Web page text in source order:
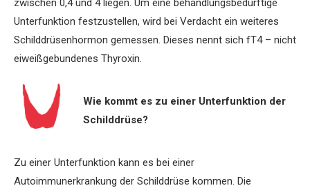
zwischen 0,4 und 4 liegen. Um eine behandlungsbedürftige
Unterfunktion festzustellen, wird bei Verdacht ein weiteres
Schilddrüsenhormon gemessen. Dieses nennt sich fT4 – nicht
eiweißgebundenes Thyroxin.
Wie kommt es zu einer Unterfunktion der
Schilddrüse?
Zu einer Unterfunktion kann es bei einer
Autoimmunerkrankung der Schilddrüse kommen. Die